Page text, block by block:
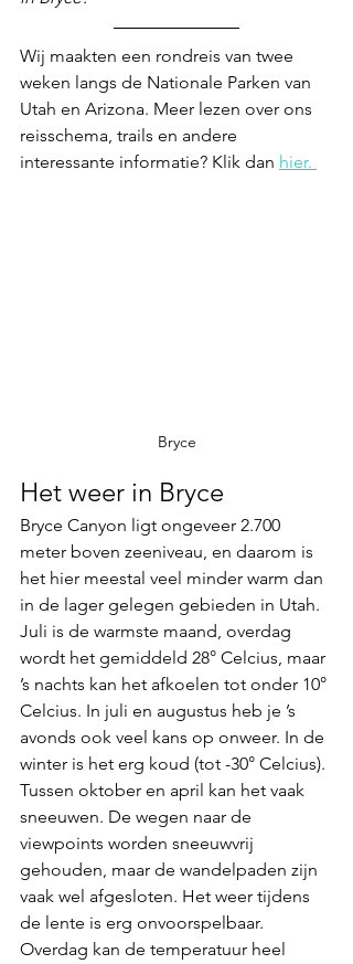
Wij maakten een rondreis van twee
weken langs de Nationale Parken van
Utah en Arizona. Meer lezen over ons
reisschema, trails en andere
interessante informatie? Klik dan hier.
Bryce
Het weer in Bryce
Bryce Canyon ligt ongeveer 2.700
meter boven zeeniveau, en daarom is
het hier meestal veel minder warm dan
in de lager gelegen gebieden in Utah.
Juli is de warmste maand, overdag
wordt het gemiddeld 28° Celcius, maar
’s nachts kan het afkoelen tot onder 10°
Celcius. In juli en augustus heb je ’s
avonds ook veel kans op onweer. In de
winter is het erg koud (tot -30° Celcius).
Tussen oktober en april kan het vaak
sneeuwen. De wegen naar de
viewpoints worden sneeuwvrij
gehouden, maar de wandelpaden zijn
vaak wel afgesloten. Het weer tijdens
de lente is erg onvoorspelbaar.
Overdag kan de temperatuur heel